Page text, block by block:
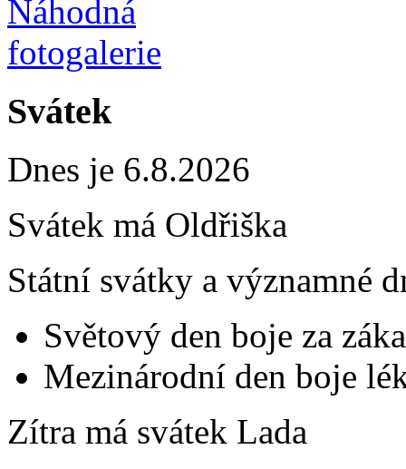
Svátek
Dnes je 6.8.2026
Svátek má Oldřiška
Státní svátky a významné
Světový den boje za
Mezinárodní den boje
Zítra má svátek Lada